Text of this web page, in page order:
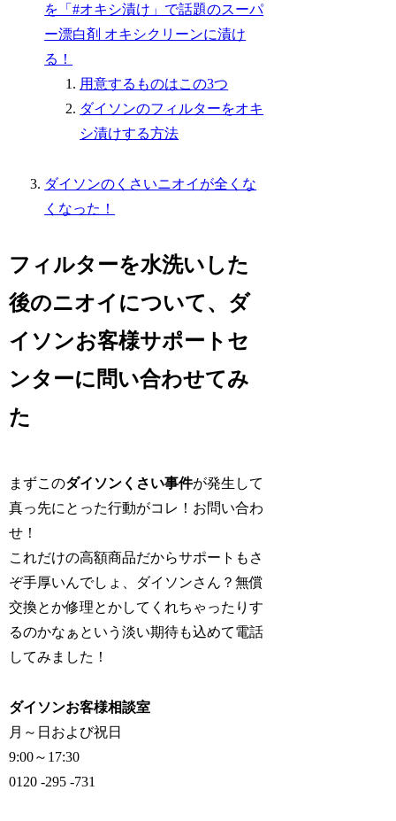
を「#オキシ漬け」で話題のスーパ
ー漂白剤 オキシクリーンに漬け
る！
用意するものはこの3つ
ダイソンのフィルターをオキ
シ漬けする方法
ダイソンのくさいニオイが全くな
くなった！
フィルターを水洗いした
後のニオイについて、ダ
イソンお客様サポートセ
ンターに問い合わせてみ
た
まずこのダイソンくさい事件が発生して
真っ先にとった行動がコレ！お問い合わ
せ！
これだけの高額商品だからサポートもさ
ぞ手厚いんでしょ、ダイソンさん？無償
交換とか修理とかしてくれちゃったりす
るのかなぁという淡い期待も込めて電話
してみました！
ダイソンお客様相談室
月～日および祝日
9:00～17:30
0120 -295 -731